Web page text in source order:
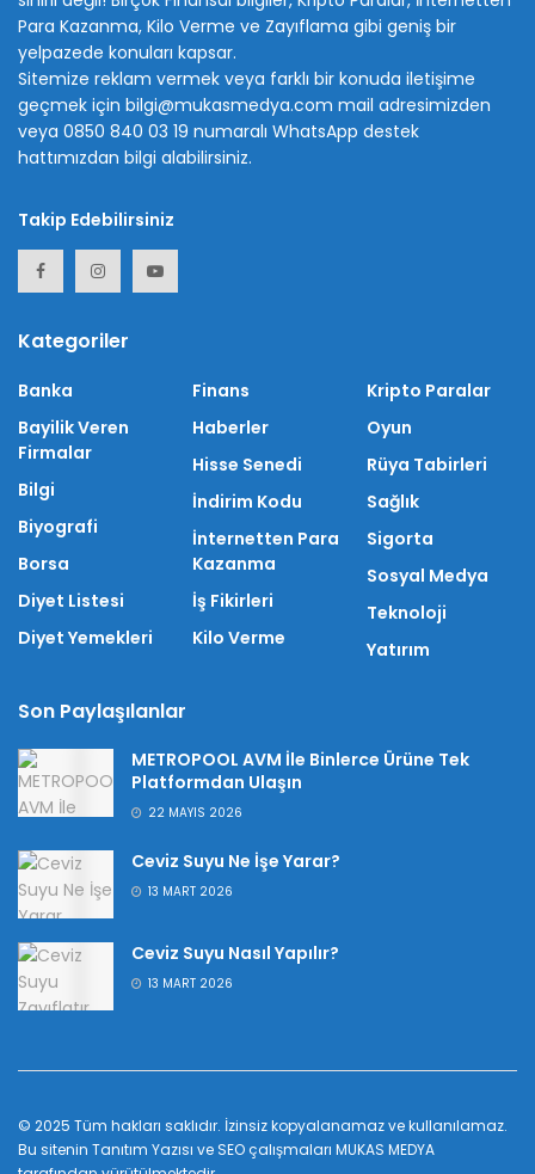
Para Kazanma, Kilo Verme ve Zayıflama gibi geniş bir
yelpazede konuları kapsar.
Sitemize reklam vermek veya farklı bir konuda iletişime
geçmek için bilgi@mukasmedya.com mail adresimizden
veya 0850 840 03 19 numaralı WhatsApp destek
hattımızdan bilgi alabilirsiniz.
Takip Edebilirsiniz
Kategoriler
Banka
Bayilik Veren
Firmalar
Bilgi
Biyografi
Borsa
Diyet Listesi
Diyet Yemekleri
Finans
Haberler
Hisse Senedi
İndirim Kodu
İnternetten Para
Kazanma
İş Fikirleri
Kilo Verme
Kripto Paralar
Oyun
Rüya Tabirleri
Sağlık
Sigorta
Sosyal Medya
Teknoloji
Yatırım
Son Paylaşılanlar
METROPOOL AVM İle Binlerce Ürüne Tek
Platformdan Ulaşın
22 MAYIS 2026
Ceviz Suyu Ne İşe Yarar?
13 MART 2026
Ceviz Suyu Nasıl Yapılır?
13 MART 2026
© 2025 Tüm hakları saklıdır. İzinsiz kopyalanamaz ve kullanılamaz.
Bu sitenin Tanıtım Yazısı ve SEO çalışmaları MUKAS MEDYA